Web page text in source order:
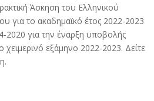
Άσκηση του Ελληνικού
για το ακαδημαϊκό έτος 2022-2023
για την έναρξη υποβολής
εξάμηνο 2022-2023. Δείτε